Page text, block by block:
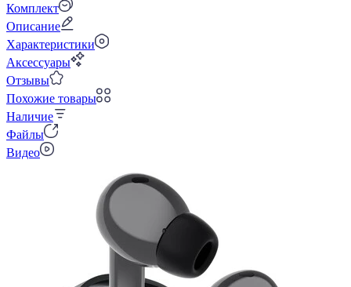
Комплект
Описание
Характеристики
Аксессуары
Отзывы
Похожие товары
Наличие
Файлы
Видео